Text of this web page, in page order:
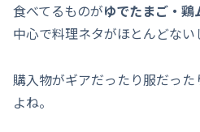
食べてるものがゆでたまご・
中心で料理ネタがほとんどない
購入物がギアだったり服だっ
よね。